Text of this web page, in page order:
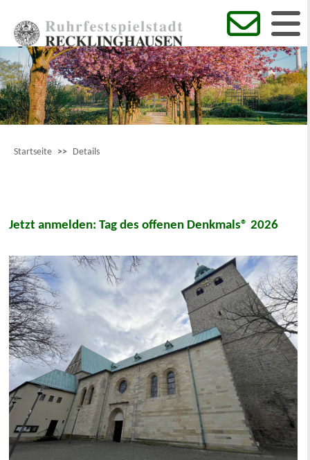
Startseite >> Details
Jetzt anmelden: Tag des offenen Denkmals® 2026